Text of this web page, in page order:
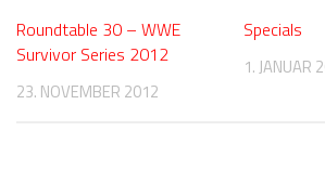
Roundtable 30 – WWE
Survivor Series 2012
23. NOVEMBER 2012
Specials
1. JANUAR